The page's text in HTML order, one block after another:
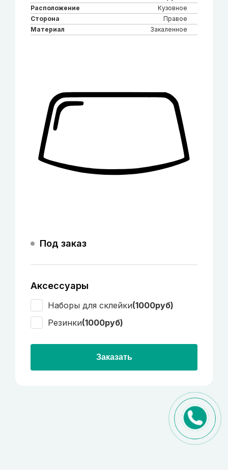
Расположение
Кузовное
Сторона
Правое
Материал
Закаленное
Под заказ
Аксессуары
Наборы для склейки(1000руб)
Резинки(1000руб)
Заказать